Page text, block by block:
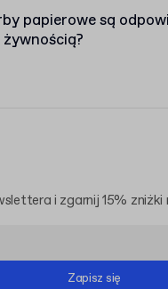
papierowe są
i zgarnij 15% zniżki
Zapisz się